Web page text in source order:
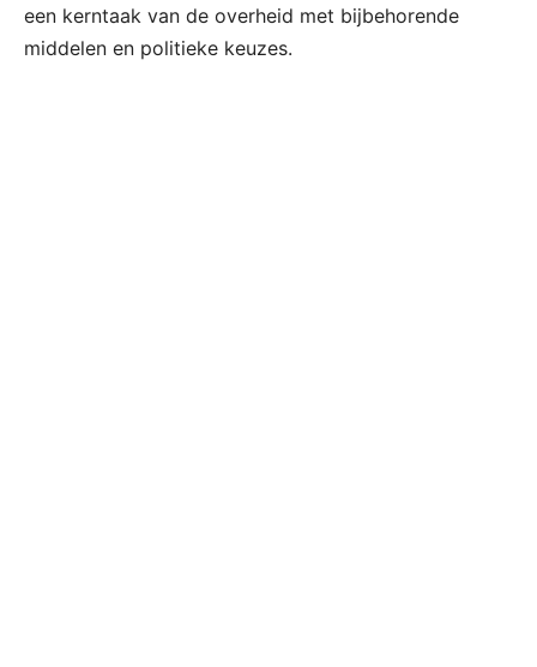
een kerntaak van de overheid met bijbehorende
middelen en politieke keuzes.